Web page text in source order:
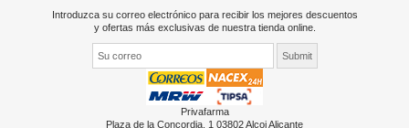
Introduzca su correo electrónico para recibir los mejores descuentos
y ofertas más exclusivas de nuestra tienda online.
Privafarma
Plaza de la Concordia, 1 03802 Alcoi Alicante